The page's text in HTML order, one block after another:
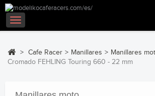
Navegación
Toggle
> Cafe Racer > Manillares > Manillares
Cromado FEHLING Touring 660 - 22 mm